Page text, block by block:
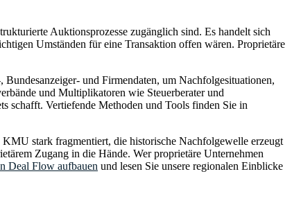
Auktionsprozesse zugänglich sind. Es handelt sich
Umständen für eine Transaktion offen wären. Proprietäre
Bundesanzeiger- und Firmendaten, um Nachfolgesituationen,
und Multiplikatoren wie Steuerberater und
schafft. Vertiefende Methoden und Tools finden Sie in
stark fragmentiert, die historische Nachfolgewelle erzeugt
Zugang in die Hände. Wer proprietäre Unternehmen
Deal Flow aufbauen und lesen Sie unsere regionalen Einblicke